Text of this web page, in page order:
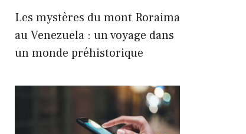
Les mystères du mont Roraima
au Venezuela : un voyage dans
un monde préhistorique